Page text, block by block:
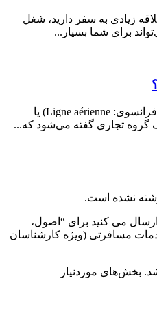
زیادی به سفر دارید، شغل
برای شما بسیار...
شرکت هواپیمایی، خط هوایی (به فرانسوی: Ligne aérienne) یا
نشده است.
ارسال می کنید برای “اصول،
مسافرتی (ویژه کارشناسان
بخش‌های موردنیاز